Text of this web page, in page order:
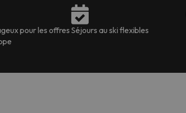
pour les offres Séjours au ski flexibles